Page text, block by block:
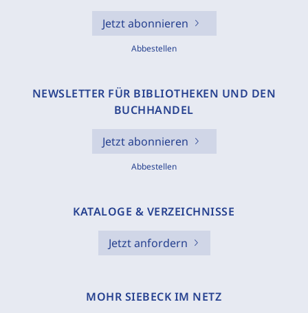
Jetzt abonnieren
Abbestellen
NEWSLETTER FÜR BIBLIOTHEKEN UND DEN
BUCHHANDEL
Jetzt abonnieren
Abbestellen
KATALOGE & VERZEICHNISSE
Jetzt anfordern
MOHR SIEBECK IM NETZ